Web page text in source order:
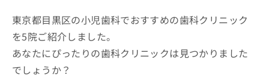
東京都目黒区の小児歯科でおすすめの歯科クリニック
を5院ご紹介しました。
あなたにぴったりの歯科クリニックは見つかりました
でしょうか？